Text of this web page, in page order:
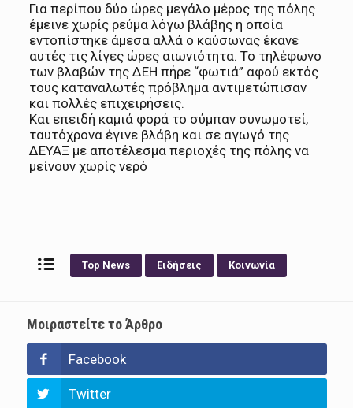
Για περίπου δύο ώρες μεγάλο μέρος της πόλης
έμεινε χωρίς ρεύμα λόγω βλάβης η οποία
εντοπίστηκε άμεσα αλλά ο καύσωνας έκανε
αυτές τις λίγες ώρες αιωνιότητα. Το τηλέφωνο
των βλαβών της ΔΕΗ πήρε “φωτιά” αφού εκτός
τους καταναλωτές πρόβλημα αντιμετώπισαν
και πολλές επιχειρήσεις.
Και επειδή καμιά φορά το σύμπαν συνωμοτεί,
ταυτόχρονα έγινε βλάβη και σε αγωγό της
ΔΕΥΑΞ με αποτέλεσμα περιοχές της πόλης να
μείνουν χωρίς νερό
Top News Ειδήσεις Κοινωνία
Μοιραστείτε το Άρθρο
Facebook
Twitter